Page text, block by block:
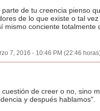
de tu creencia pienso
de lo que existe o tal
mismo conciente totalmente
7, 2016 - 10:46 PM (22:46
cuestión de creer o no, sino
y después hablamos".